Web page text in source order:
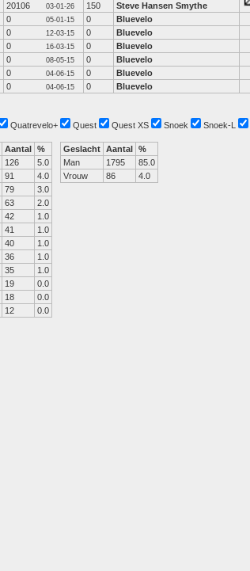
20106 03-01-26 150 Steve Hansen Smythe
0 05-01-15 0 Bluevelo
0 12-03-15 0 Bluevelo
0 16-03-15 0 Bluevelo
0 08-05-15 0 Bluevelo
0 04-06-15 0 Bluevelo
0 04-06-15 0 Bluevelo
Quatrevelo+ Quest Quest XS Snoek Snoek-L
Aantal %
126
5.0
91
4.0
79
3.0
63
2.0
42
1.0
41
1.0
40
1.0
36
1.0
35
1.0
19
0.0
18
0.0
12 0.0
Geslacht Aantal %
Man
1795
85.0
Vrouw
86 4.0